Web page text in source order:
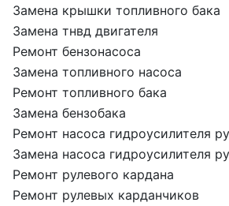
Замена крышки топливного бака
Замена тнвд двигателя
Ремонт бензонасоса
Замена топливного насоса
Ремонт топливного бака
Замена бензобака
Ремонт насоса гидроусилителя
Замена насоса гидроусилителя
Ремонт рулевого кардана
Ремонт рулевых карданчиков